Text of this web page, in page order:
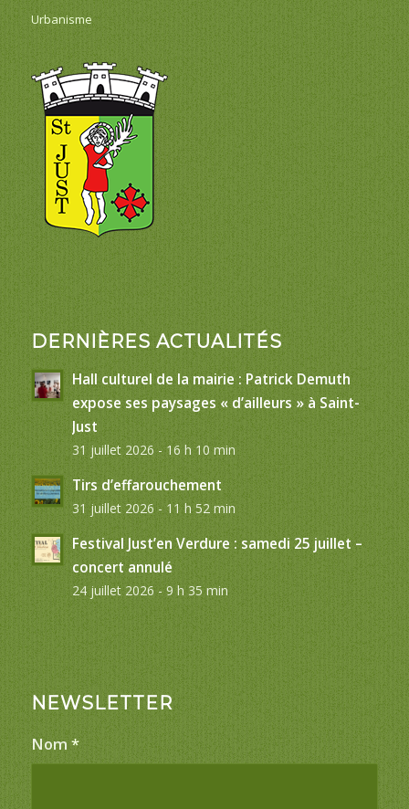
Urbanisme
DERNIÈRES ACTUALITÉS
Hall culturel de la mairie : Patrick Demuth
expose ses paysages « d’ailleurs » à Saint-
Just
31 juillet 2026 - 16 h 10 min
Tirs d’effarouchement
31 juillet 2026 - 11 h 52 min
Festival Just’en Verdure : samedi 25 juillet –
concert annulé
24 juillet 2026 - 9 h 35 min
NEWSLETTER
Nom *